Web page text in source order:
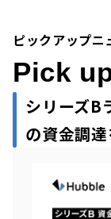
ピックアップニ
Pick
シリーズB
の資金調